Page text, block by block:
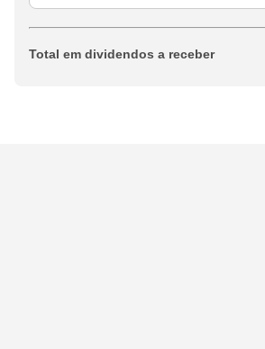
Total em dividendos a receber